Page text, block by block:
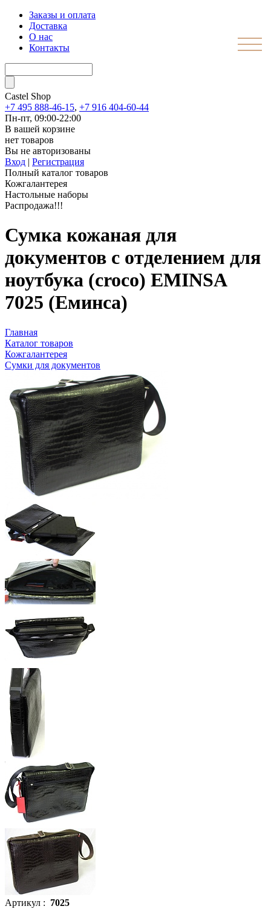
Заказы и оплата
Доставка
О нас
Контакты
Castel Shop
+7 495 888-46-15, +7 916 404-60-44
Пн-пт, 09:00-22:00
В вашей корзине
нет товаров
Вы не авторизованы
Вход | Регистрация
Полный каталог товаров
Кожгалантерея
Настольные наборы
Распродажа!!!
Сумка кожаная для
документов с отделением для
ноутбука (croco) EMINSA
7025 (Еминса)
Главная
Каталог товаров
Кожгалантерея
Сумки для документов
Артикул : 7025